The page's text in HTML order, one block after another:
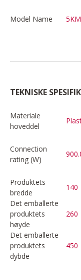
Model Name
TEKNISKE
Materiale
hoveddel
Connection
rating (W)
Produktets
bredde
140
Det emballerte
produktets
høyde
260
Det emballerte
produktets
dybde
450